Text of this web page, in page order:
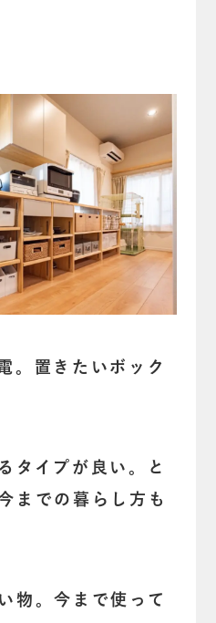
。置きたいボック
タイプが良い。と
までの暮らし方も
物。今まで使って